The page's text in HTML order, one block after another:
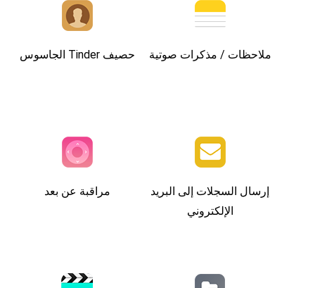
حصيف Tinder الجاسوس ملاحظات / مذكرات صوتية
مراقبة عن بعد
إرسال السجلات إلى البريد
الإلكتروني